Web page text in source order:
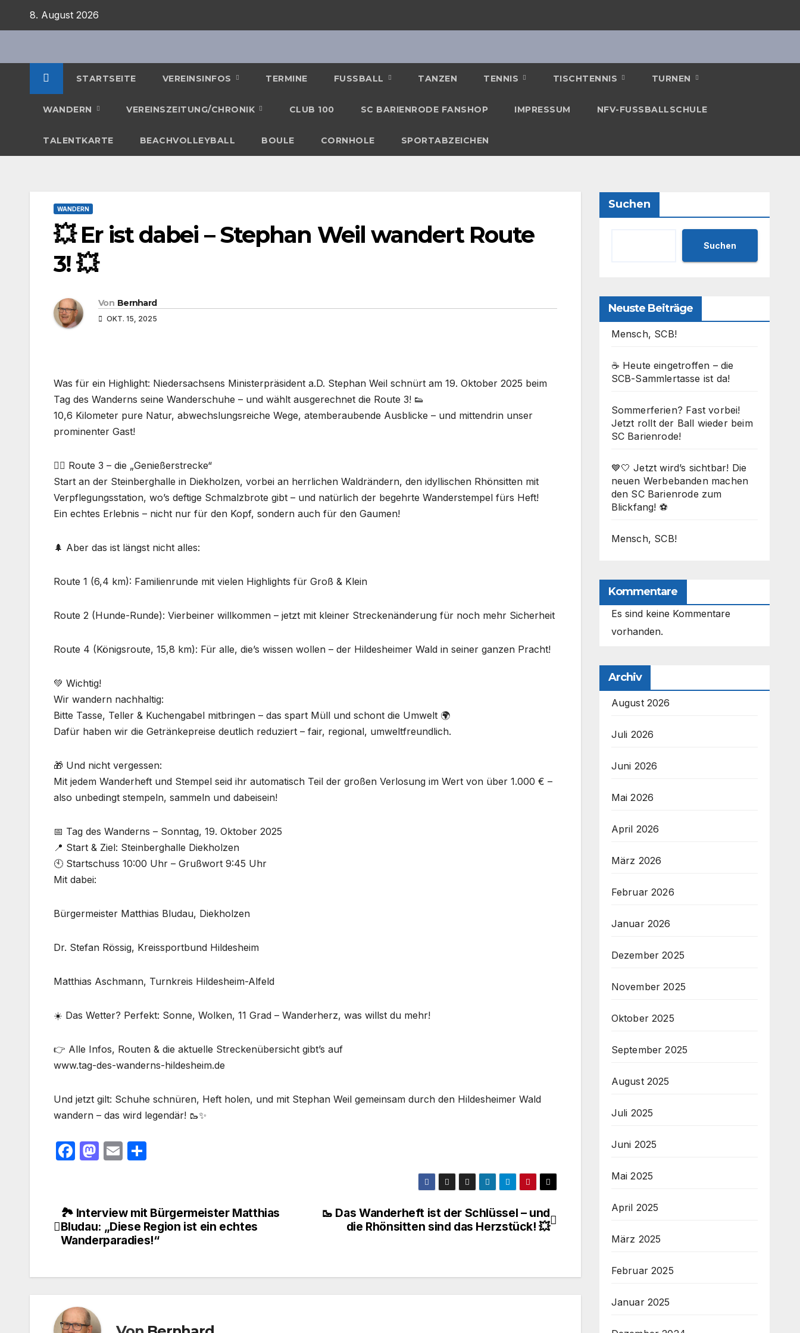
8. August 2026
STARTSEITE VEREINSINFOS TERMINE FUSSBALL TANZEN TENNIS TISCHTENNIS TURNEN
WANDERN VEREINSZEITUNG/CHRONIK CLUB 100 SC BARIENRODE FANSHOP IMPRESSUM NFV-FUSSBALLSCHULE
TALENTKARTE BEACHVOLLEYBALL BOULE CORNHOLE SPORTABZEICHEN
WANDERN
💥 Er ist dabei – Stephan Weil wandert Route
3! 💥
Von Bernhard
OKT. 15, 2025
Was für ein Highlight: Niedersachsens Ministerpräsident a.D. Stephan Weil schnürt am 19. Oktober 2025 beim
Tag des Wanderns seine Wanderschuhe – und wählt ausgerechnet die Route 3! 👟
10,6 Kilometer pure Natur, abwechslungsreiche Wege, atemberaubende Ausblicke – und mittendrin unser
prominenter Gast!
🚶‍♂️ Route 3 – die „Genießerstrecke“
Start an der Steinberghalle in Diekholzen, vorbei an herrlichen Waldrändern, den idyllischen Rhönsitten mit
Verpflegungsstation, wo’s deftige Schmalzbrote gibt – und natürlich der begehrte Wanderstempel fürs Heft!
Ein echtes Erlebnis – nicht nur für den Kopf, sondern auch für den Gaumen!
🌲 Aber das ist längst nicht alles:
Route 1 (6,4 km): Familienrunde mit vielen Highlights für Groß & Klein
Route 2 (Hunde-Runde): Vierbeiner willkommen – jetzt mit kleiner Streckenänderung für noch mehr Sicherheit
Route 4 (Königsroute, 15,8 km): Für alle, die’s wissen wollen – der Hildesheimer Wald in seiner ganzen Pracht!
💚 Wichtig!
Wir wandern nachhaltig:
Bitte Tasse, Teller & Kuchengabel mitbringen – das spart Müll und schont die Umwelt 🌍
Dafür haben wir die Getränkepreise deutlich reduziert – fair, regional, umweltfreundlich.
🎁 Und nicht vergessen:
Mit jedem Wanderheft und Stempel seid ihr automatisch Teil der großen Verlosung im Wert von über 1.000 € –
also unbedingt stempeln, sammeln und dabeisein!
📅 Tag des Wanderns – Sonntag, 19. Oktober 2025
📍 Start & Ziel: Steinberghalle Diekholzen
🕙 Startschuss 10:00 Uhr – Grußwort 9:45 Uhr
Mit dabei:
Bürgermeister Matthias Bludau, Diekholzen
Dr. Stefan Rössig, Kreissportbund Hildesheim
Matthias Aschmann, Turnkreis Hildesheim-Alfeld
☀️ Das Wetter? Perfekt: Sonne, Wolken, 11 Grad – Wanderherz, was willst du mehr!
👉 Alle Infos, Routen & die aktuelle Streckenübersicht gibt’s auf
www.tag-des-wanderns-hildesheim.de
Und jetzt gilt: Schuhe schnüren, Heft holen, und mit Stephan Weil gemeinsam durch den Hildesheimer Wald
wandern – das wird legendär! 🥾✨
F
e
b
o
k
M
o
d
o
E
n
Beitragsnavigation
🥾 Das Wanderheft ist der Schlüssel – und
die Rhönsitten sind das Herzstück! 💥
🏞️ Interview mit Bürgermeister Matthias
Bludau: „Diese Region ist ein echtes
Wanderparadies!“
Suchen
Suchen
Neuste Beiträge
Mensch, SCB!
☕ Heute eingetroffen – die
SCB-Sammlertasse ist da!
Sommerferien? Fast vorbei!
Jetzt rollt der Ball wieder beim
SC Barienrode!
💙🤍 Jetzt wird’s sichtbar! Die
neuen Werbebanden machen
den SC Barienrode zum
Blickfang! ⚽
Mensch, SCB!
Kommentare
Es sind keine Kommentare
vorhanden.
Archiv
August 2026
Juli 2026
Juni 2026
Mai 2026
April 2026
März 2026
Februar 2026
Januar 2026
Dezember 2025
November 2025
Oktober 2025
September 2025
August 2025
Juli 2025
Juni 2025
Mai 2025
April 2025
März 2025
Februar 2025
Januar 2025